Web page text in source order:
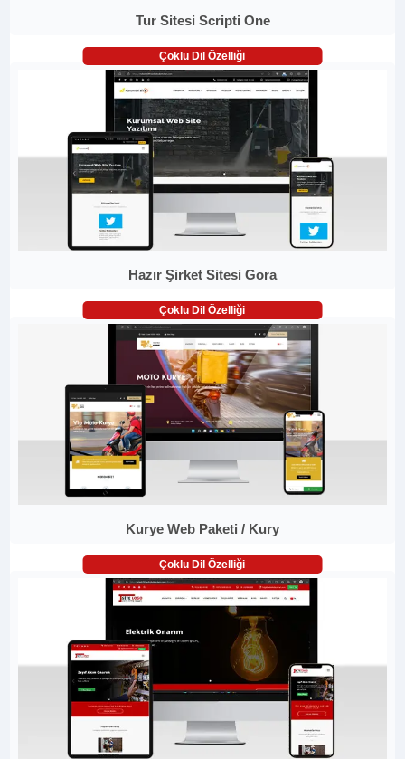
Tur Sitesi Scripti One
Çoklu Dil Özelliği
Hazır Şirket Sitesi Gora
Çoklu Dil Özelliği
Kurye Web Paketi / Kury
Çoklu Dil Özelliği